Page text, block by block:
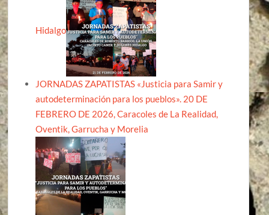
Hidalgo
JORNADAS ZAPATISTAS «Justicia para Samir y
autodeterminación para los pueblos». 20 DE
FEBRERO DE 2026, Caracoles de La Realidad,
Oventik, Garrucha y Morelia